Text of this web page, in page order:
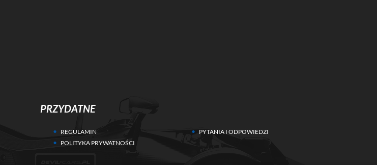
PRZYDATNE
REGULAMIN
POLITYKA PRYWATNOŚCI
PYTANIA I ODPOWIEDZI